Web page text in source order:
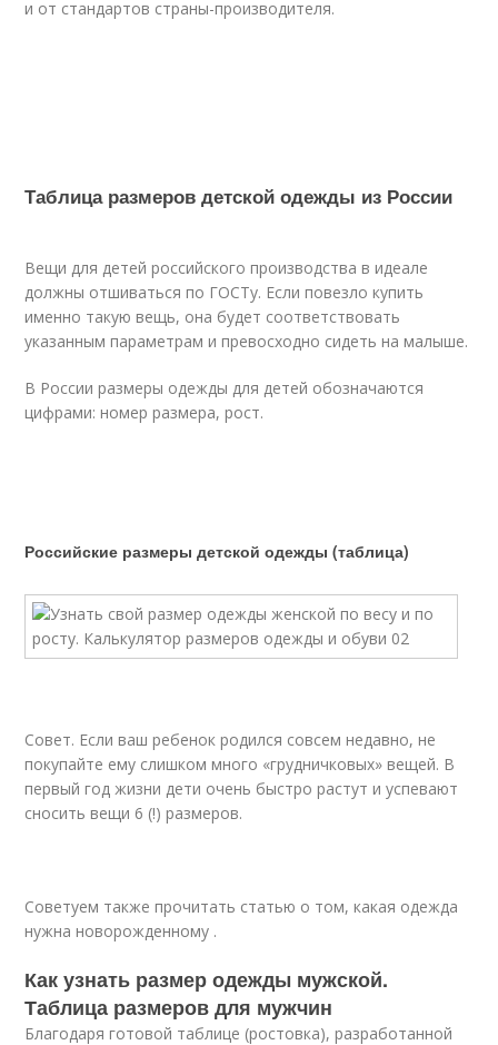
и от стандартов страны-производителя.
Таблица размеров детской одежды из России
Вещи для детей российского производства в идеале
должны отшиваться по ГОСТу. Если повезло купить
именно такую вещь, она будет соответствовать
указанным параметрам и превосходно сидеть на малыше.
В России размеры одежды для детей обозначаются
цифрами: номер размера, рост.
Российские размеры детской одежды (таблица)
Совет. Если ваш ребенок родился совсем недавно, не
покупайте ему слишком много «грудничковых» вещей. В
первый год жизни дети очень быстро растут и успевают
сносить вещи 6 (!) размеров.
Советуем также прочитать статью о том, какая одежда
нужна новорожденному .
Как узнать размер одежды мужской.
Таблица размеров для мужчин
Благодаря готовой таблице (ростовка), разработанной